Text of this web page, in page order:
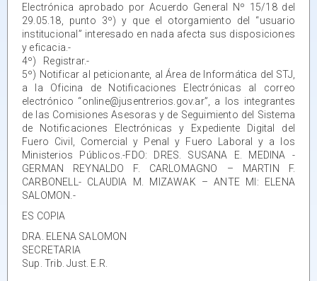
Electrónica aprobado por Acuerdo General Nº 15/18 del
29.05.18, punto 3º) y que el otorgamiento del “usuario
institucional” interesado en nada afecta sus disposiciones
y eficacia.-
4º) Registrar.-
5º) Notificar al peticionante, al Área de Informática del STJ,
a la Oficina de Notificaciones Electrónicas al correo
electrónico “online@jusentrerios.gov.ar”, a los integrantes
de las Comisiones Asesoras y de Seguimiento del Sistema
de Notificaciones Electrónicas y Expediente Digital del
Fuero Civil, Comercial y Penal y Fuero Laboral y a los
Ministerios Públicos.-FDO: DRES. SUSANA E. MEDINA -
GERMAN REYNALDO F. CARLOMAGNO – MARTIN F.
CARBONELL- CLAUDIA M. MIZAWAK – ANTE MI: ELENA
SALOMON.-
ES COPIA
DRA. ELENA SALOMON
SECRETARIA
Sup. Trib. Just. E.R.